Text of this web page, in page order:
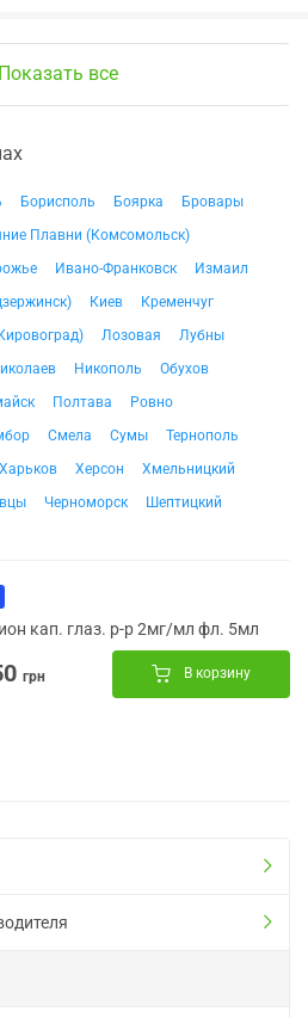
Показать все
Борисполь Боярка
Бровары
Плавни (Комсомольск)
Ивано-Франковск
Измаил
Киев
Кременчуг
Лозовая
Лубны
Никополь
Обухов
Полтава
Ровно
Смела Сумы
Тернополь
Харьков Херсон
Хмельницкий
Черноморск Шептицкий
кап. глаз. р-р 2мг/мл фл. 5мл
грн В корзину